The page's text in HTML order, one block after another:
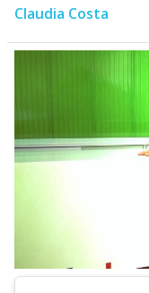
Claudia Costa